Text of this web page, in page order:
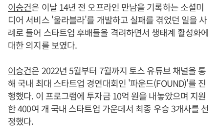
이승건은 이날 14년 전 오프라인 만남을 기록하는 소셜미
디어 서비스 '울라블라'를 개발하고 실패를 겪었던 일을 사
례로 들어 스타트업 후배들을 격려하면서 생태계 활성화에
대한 의지를 보였다.
이승건은 2022년 5월부터 7월까지 토스 유튜브 채널을 통
해 국내 최대 스타트업 경연대회인 '파운드(FOUND)'를 진
행했다. 이 프로그램에 투자금 10억 원을 내놓았으며 지원
한 400여 개 국내 스타트업 가운데서 최종 우승 3개사를 선
정했다.